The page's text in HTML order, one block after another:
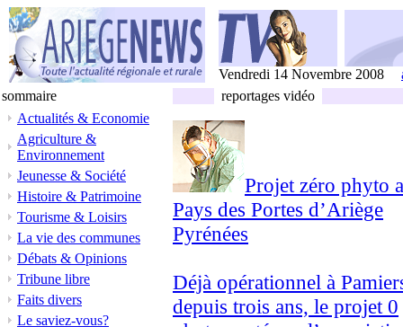
Vendredi 14 Novembre 2008
sommaire
Actualités & Economie
Agriculture &
Environnement
Jeunesse & Société
Histoire & Patrimoine
Tourisme & Loisirs
La vie des communes
Débats & Opinions
Tribune libre
Faits divers
Le saviez-vous?
reportages vidéo
Projet zéro phyto
Pays des Portes d’Ariège
Pyrénées
Déjà opérationnel à
depuis trois ans, le projet 0